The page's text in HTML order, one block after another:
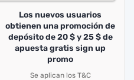
Los nuevos usuarios
obtienen unapromoción de
depósito de 20 $ y 25 $ de
apuesta gratis sign up
promo
Se aplican los T&C